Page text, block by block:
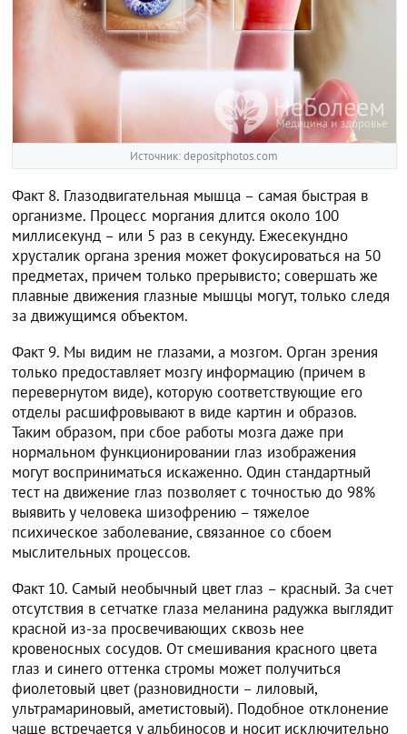
Источник: depositphotos.com
Факт 8. Глазодвигательная мышца – самая быстрая в
организме. Процесс моргания длится около 100
миллисекунд – или 5 раз в секунду. Ежесекундно
хрусталик органа зрения может фокусироваться на 50
предметах, причем только прерывисто; совершать же
плавные движения глазные мышцы могут, только следя
за движущимся объектом.
Факт 9. Мы видим не глазами, а мозгом. Орган зрения
только предоставляет мозгу информацию (причем в
перевернутом виде), которую соответствующие его
отделы расшифровывают в виде картин и образов.
Таким образом, при сбое работы мозга даже при
нормальном функционировании глаз изображения
могут восприниматься искаженно. Один стандартный
тест на движение глаз позволяет с точностью до 98%
выявить у человека шизофрению – тяжелое
психическое заболевание, связанное со сбоем
мыслительных процессов.
Факт 10. Самый необычный цвет глаз – красный. За счет
отсутствия в сетчатке глаза меланина радужка выглядит
красной из-за просвечивающих сквозь нее
кровеносных сосудов. От смешивания красного цвета
глаз и синего оттенка стромы может получиться
фиолетовый цвет (разновидности – лиловый,
ультрамариновый, аметистовый). Подобное отклонение
чаще встречается у альбиносов и носит исключительно